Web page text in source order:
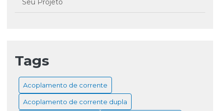
Seu Projeto
Acoplamentos de Borracha: Benefícios, Aplicações e
Capa de Acoplamento: Guia Completo para Escolha e
Aplicações
Tags
Acoplamento de corrente
Acoplamento de corrente dupla